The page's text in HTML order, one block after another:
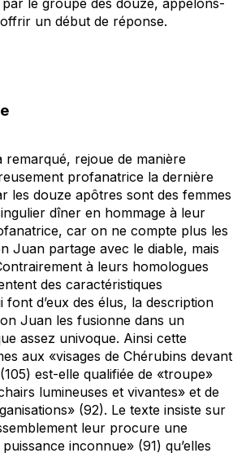
le groupe des douze, appelons-
un début de réponse.
remarqué, rejoue de manière
profanatrice la dernière
les douze apôtres sont des femmes
dîner en hommage à leur
car on ne compte plus les
Juan partage avec le diable, mais
à leurs homologues
des caractéristiques
font d’eux des élus, la description
Juan les fusionne dans un
assez univoque. Ainsi cette
aux «visages de Chérubins devant
est-elle qualifiée de «troupe»
lumineuses et vivantes» et de
(92). Le texte insiste sur
leur procure une
inconnue» (91) qu’elles